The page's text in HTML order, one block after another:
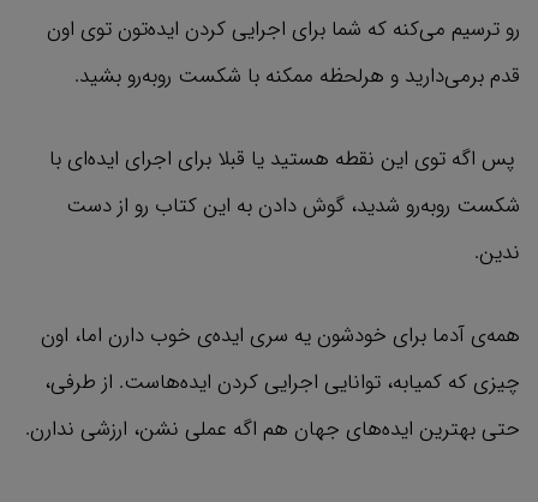
رو ترسیم می‌کنه که شما برای اجرایی کردن ایده‌تون توی اون
قدم برمی‌دارید و هرلحظه ممکنه با شکست روبه‌رو بشید.
پس اگه توی این نقطه هستید یا قبلا برای اجرای ایده‌ای با
شکست روبه‌رو شدید، گوش دادن به این کتاب رو از دست
ندین.
همه‌ی آدما برای خودشون یه سری ایده‌ي خوب دارن اما، اون
چیزی که کمیابه، توانایی اجرایی کردن ایده‌هاست. از طرفی،
حتی بهترین ایده‌های جهان هم اگه عملی نشن، ارزشی ندارن.